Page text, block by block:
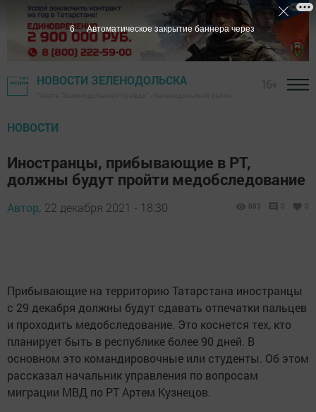
НОВОСТИ ЗЕЛЕНОДОЛЬСКА
НОВОСТИ
Иностранцы, прибывающие в РТ,
должны будут пройти медобследование
Автор, 22 декабря 2021 - 18:30 883 0 0
Прибывающие на территорию Татарстана иностранцы
с 29 декабря должны будут сдавать отпечатки пальцев
и проходить медобследование. Это коснется тех, кто
планирует быть в республике более 90 дней. В
основном это командировочные или студенты. Об этом
рассказал начальник управления по вопросам
миграции МВД по РТ Артем Кузнецов.
5 Автоматическое закрытие баннера через